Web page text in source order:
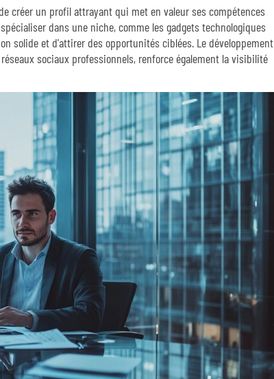
créer un profil attrayant qui met en valeur ses compétences
dans une niche, comme les gadgets technologiques
solide et d'attirer des opportunités ciblées. Le développement
sociaux professionnels, renforce également la visibilité